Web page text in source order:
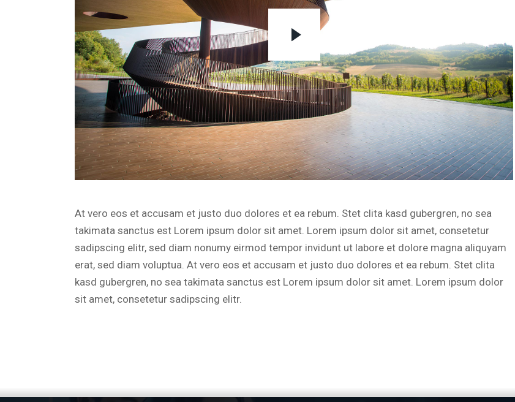
At vero eos et accusam et justo duo dolores et ea rebum. Stet clita kasd gubergren, no sea
takimata sanctus est Lorem ipsum dolor sit amet. Lorem ipsum dolor sit amet, consetetur
sadipscing elitr, sed diam nonumy eirmod tempor invidunt ut labore et dolore magna aliquyam
erat, sed diam voluptua. At vero eos et accusam et justo duo dolores et ea rebum. Stet clita
kasd gubergren, no sea takimata sanctus est Lorem ipsum dolor sit amet. Lorem ipsum dolor
sit amet, consetetur sadipscing elitr.